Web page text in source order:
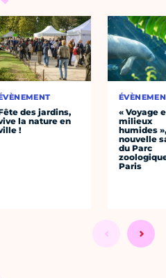
des jardins,
la nature en
!
« Voyage
milieux
humides
nouvelle
du Parc
Paris